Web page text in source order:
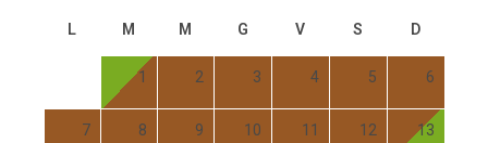
L M M G V S D
1 2 3 4 5 6
7 8 9 10 11 12 13